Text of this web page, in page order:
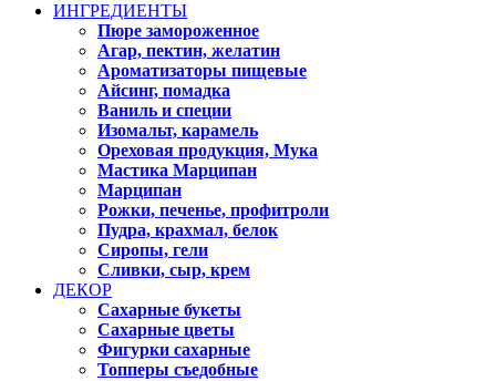
ИНГРЕДИЕНТЫ
Пюре замороженное
Агар, пектин, желатин
Ароматизаторы пищевые
Айсинг, помадка
Ваниль и специи
Изомальт, карамель
Ореховая продукция, Мука
Мастика Марципан
Марципан
Рожки, печенье, профитроли
Пудра, крахмал, белок
Сиропы, гели
Сливки, сыр, крем
ДЕКОР
Сахарные букеты
Сахарные цветы
Фигурки сахарные
Топперы съедобные